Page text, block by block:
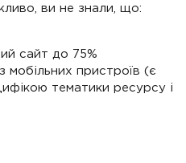
ви не знали, що:
сайт до 75%
мобільних пристроїв (є
тематики ресурсу і